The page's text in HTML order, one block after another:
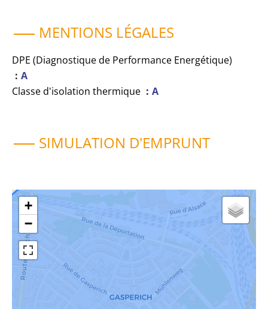
MENTIONS LÉGALES
DPE (Diagnostique de Performance Energétique)
A
Classe d'isolation thermique
A
SIMULATION D'EMPRUNT
+
−